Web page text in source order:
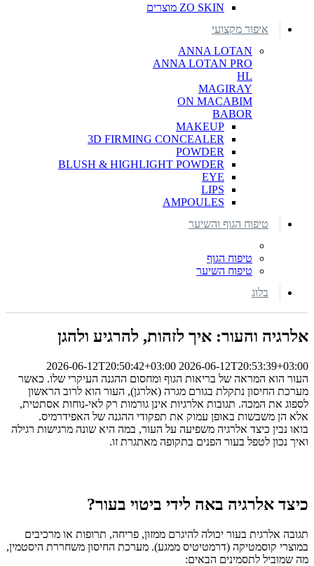
ZO SKIN מוצרים
איפור מקצועי
ANNA LOTAN
ANNA LOTAN PRO
HL
MAGIRAY
ON MACABIM
BABOR
MAKEUP
3D FIRMING CONCEALER
POWDER
BLUSH & HIGHLIGHT POWDER
EYE
LIPS
AMPOULES
טיפוח הגוף והשיער
טיפוח הגוף
טיפוח השיער
בלוג
אלרגיה והעור: איך לזהות, להרגיע ולהגן
2026-06-12T20:50:42+03:00 2026-06-12T20:53:39+03:00
העור הוא המראה של בריאות הגוף ומחסום ההגנה העיקרי שלו. כאשר
מערכת החיסון נתקלת בגורם מגרה (אלרגן), העור הוא לרוב הראשון
לספוג את המכה. תגובות אלרגיות אינן גורמות רק לאי-נוחות אסתטית,
אלא הן משבשות באופן עמוק את תפקודי ההגנה של האפידרמיס.
בואו נבין כיצד אלרגיה משפיעה על העור, במה היא שונה מרגישות רגילה
ואיך נכון לטפל בעור הפנים בתקופה מאתגרת זו.
כיצד אלרגיה באה לידי ביטוי בעור?
תגובה אלרגית בעור יכולה להיגרם ממזון, פריחה, תרופות או מרכיבים
במוצרי קוסמטיקה (דרמטיטיס ממגע). מערכת החיסון משחררת היסטמין,
מה שמוביל לתסמינים הבאים: